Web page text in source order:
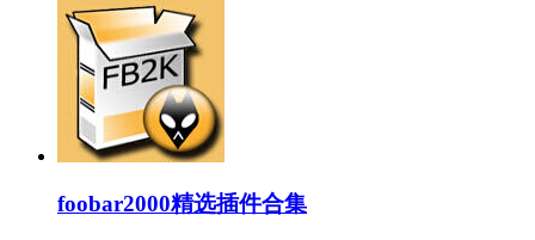
foobar2000精选插件合集